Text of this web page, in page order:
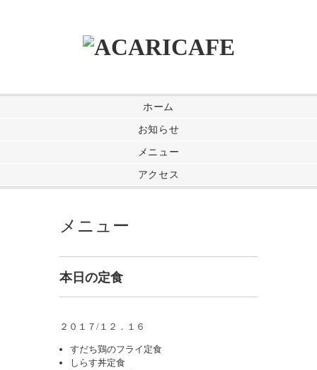
ホーム
お知らせ
メニュー
アクセス
メニュー
本日の定食
２０１７/１２．１６
すだち鶏のフライ定食
しらす丼定食